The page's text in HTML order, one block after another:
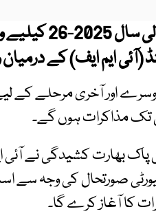
آئندہ
(آئی ایم ایف) کے
اور آخری مرحلے کے لیے
بھارت کشیدگی نے آئی
صورتحال کی وجہ سے
کا آغاز کرے گا۔